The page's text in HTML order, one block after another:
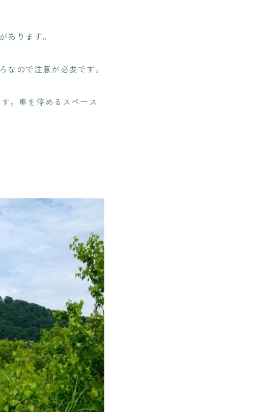
あります。
ので注意が必要です。
。車を停めるスペース